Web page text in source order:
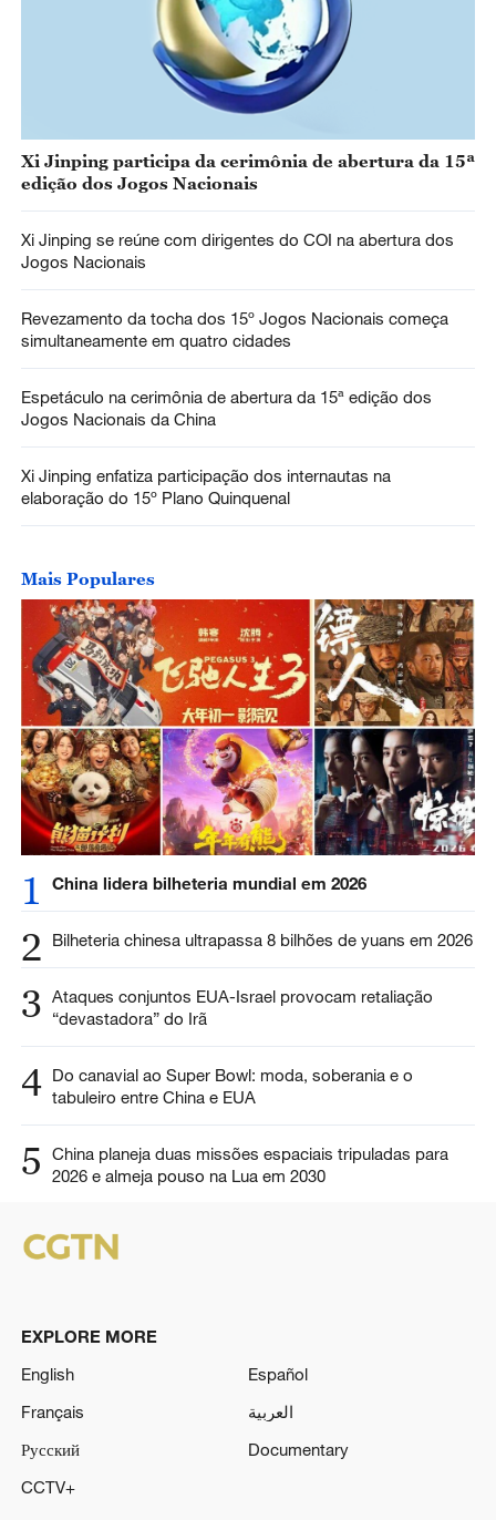
Xi Jinping participa da cerimônia de abertura da 15ª
edição dos Jogos Nacionais
Xi Jinping se reúne com dirigentes do COI na abertura dos
Jogos Nacionais
Revezamento da tocha dos 15º Jogos Nacionais começa
simultaneamente em quatro cidades
Espetáculo na cerimônia de abertura da 15ª edição dos
Jogos Nacionais da China
Xi Jinping enfatiza participação dos internautas na
elaboração do 15º Plano Quinquenal
Mais Populares
1 China lidera bilheteria mundial em 2026
2 Bilheteria chinesa ultrapassa 8 bilhões de yuans em 2026
3 Ataques conjuntos EUA-Israel provocam retaliação
“devastadora” do Irã
4 Do canavial ao Super Bowl: moda, soberania e o
tabuleiro entre China e EUA
5
China planeja duas missões espaciais tripuladas para
2026 e almeja pouso na Lua em 2030
EXPLORE MORE
English
Español
Français
العربية
Русский
Documentary
CCTV+